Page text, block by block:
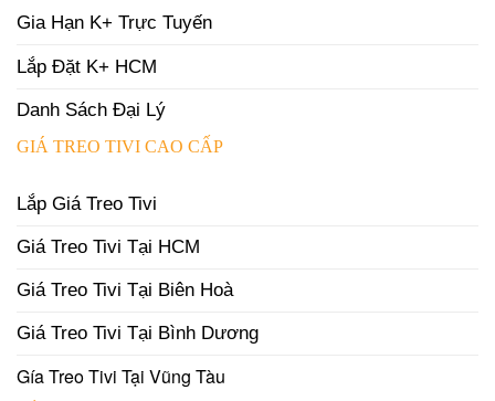
Gia Hạn K+ Trực Tuyến
Lắp Đặt K+ HCM
Danh Sách Đại Lý
GIÁ TREO TIVI CAO CẤP
Lắp Giá Treo Tivi
Giá Treo Tivi Tại HCM
Giá Treo Tivi Tại Biên Hoà
Giá Treo Tivi Tại Bình Dương
Gía Treo Tivi Tại Vũng Tàu